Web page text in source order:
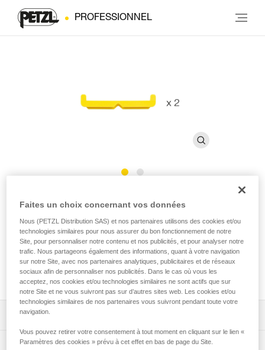
PROFESSIONNEL
Barrettes boucles FAST 45
mm
Barrettes pour boucles FAST 45 mm (pack de 2)
Barrettes pour boucles FAST 45 mm, vendues par 2.
Descriptif
Compatibles avec les boucles FAST 45 mm présentes sur
Spécifications techniques
Faites un choix concernant vos données
Nous (PETZL Distribution SAS) et nos partenaires utilisons des cookies et/ou
technologies similaires pour nous assurer du bon fonctionnement de notre
Site, pour personnaliser notre contenu et nos publicités, et pour analyser notre
trafic. Nous partageons également des informations, quant à votre navigation
sur notre Site, avec nos partenaires analytiques, publicitaires et de réseaux
sociaux afin de personnaliser nos publicités. Dans le cas où vous les
acceptez, nos cookies et/ou technologies similaires ne sont actifs que sur
notre Site et ne vous suivront pas sur d’autres sites web. Les cookies et/ou
technologies similaires de nos partenaires vous suivront pendant toute votre
navigation.
Vous pouvez retirer votre consentement à tout moment en cliquant sur le lien «
Paramètres des cookies » prévu à cet effet en bas de page du Site.